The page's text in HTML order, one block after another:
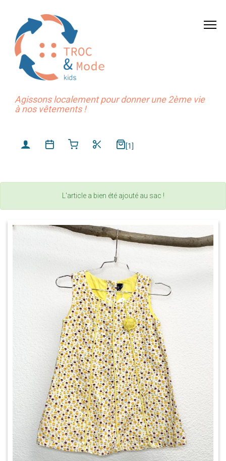
Agissons localement pour donner une 2ème vie
à nos vêtements !
[1]
L'article a bien été ajouté au sac !